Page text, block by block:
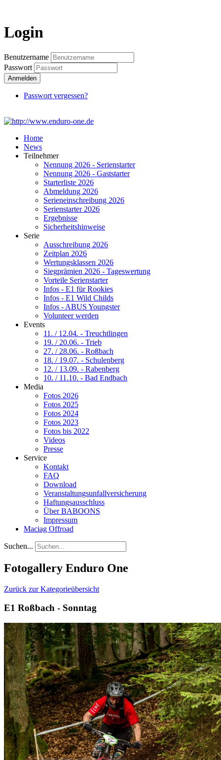
Login
Benutzername
Passwort
Anmelden
Passwort vergessen?
Home
News
Teilnehmer
Nennung 2026 - Serienstarter
Nennung 2026 - Gaststarter
Starterliste 2026
Abmeldung 2026
Serieneinschreibung 2026
Serienstarter 2026
Ergebnisse
Sicherheitshinweise
Serie
Ausschreibung 2026
Zeitplan 2026
Wertungsklassen 2026
Siegprämien 2026 - Tageswertung
Vorteile Serienstarter
Infos - E1 für Rookies
Infos - E1 Wild Childs
Infos - ABUS Youngster
Volunteer werden
Events
11. / 12.04. - Treuchtlingen
19. / 20.06. - Trieb
27. / 28.06. - Roßbach
18. / 19.07. - Schulenberg
12. / 13.09. - Rabenberg
10. / 11.10. - Bad Endbach
Media
Fotos 2026
Fotos 2025
Fotos 2024
Fotos 2023
Fotos bis 2022
Videos
Presse
Service
Kontakt
FAQ
Download
Veranstaltungsunfallversicherung
Haftungsausschluss
Über BABOONS
Impressum
Maciag Offroad
Suchen...
Fotogallery Enduro One
Zurück zur Kategorieübersicht
E1 Roßbach - Sonntag